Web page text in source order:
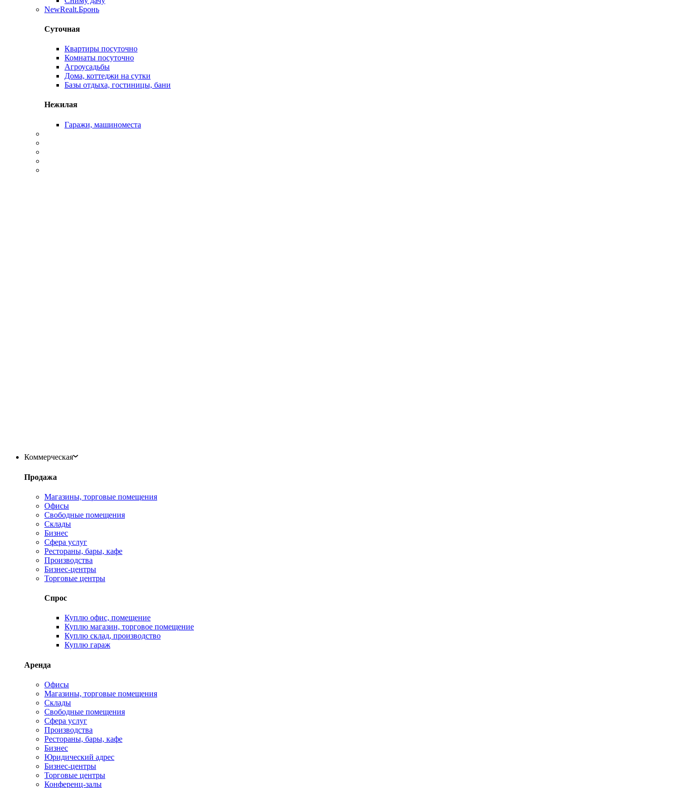
NewRealt.Бронь
Суточная
Квартиры посуточно
Комнаты посуточно
Агроусадьбы
Дома, коттеджи на сутки
Базы отдыха, гостиницы, бани
Нежилая
Гаражи, машиноместа
Коммерческая
Продажа
Магазины, торговые помещения
Офисы
Свободные помещения
Склады
Бизнес
Сфера услуг
Рестораны, бары, кафе
Производства
Бизнес-центры
Торговые центры
Спрос
Куплю офис, помещение
Куплю магазин, торговое помещение
Куплю склад, производство
Куплю гараж
Аренда
Офисы
Магазины, торговые помещения
Склады
Свободные помещения
Сфера услуг
Производства
Рестораны, бары, кафе
Бизнес
Юридический адрес
Бизнес-центры
Торговые центры
Конференц-залы